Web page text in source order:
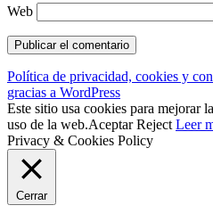
Web
Política de privacidad, cookies y
gracias a WordPress
Este sitio usa cookies para mejorar
uso de la web.Aceptar Reject Leer
Privacy & Cookies Policy
Cerrar